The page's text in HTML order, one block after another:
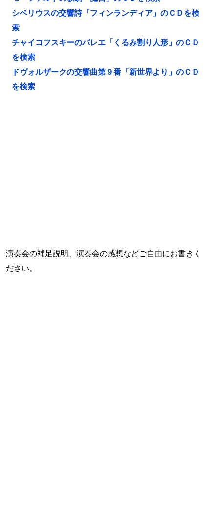
シベリウスの交響詩「フィンランディア」のＣＤを検
索
チャイコフスキーのバレエ「くるみ割り人形」のＣＤ
を検索
ドヴォルザークの交響曲第９番「新世界より」のＣＤ
を検索
演奏会の補足説明、演奏会の感想などご自由にお書きく
ださい。